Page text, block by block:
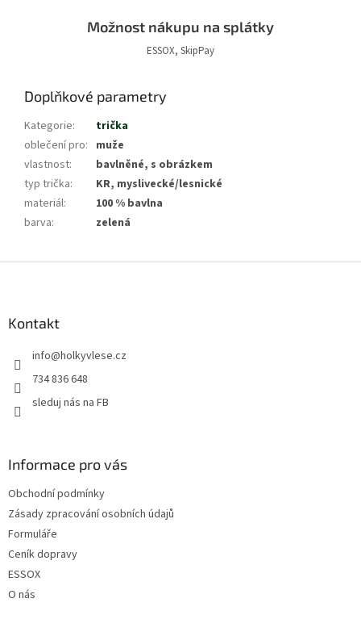
Možnost nákupu na splátky
ESSOX, SkipPay
Doplňkové parametry
Kategorie:
trička
oblečení pro: muže
vlastnost:
bavlněné, s obrázkem
typ trička:
KR, myslivecké/lesnické
materiál:
100 % bavlna
barva: zelená
Kontakt
info@holkyvlese.cz
734 836 648
sleduj nás na FB
Informace pro vás
Obchodní podmínky
Zásady zpracování osobních údajů
Formuláře
Ceník dopravy
ESSOX
O nás